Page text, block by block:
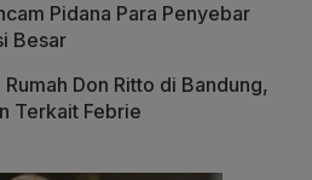
Pidana Para Penyebar
Besar
Don Ritto di Bandung,
Terkait Febrie